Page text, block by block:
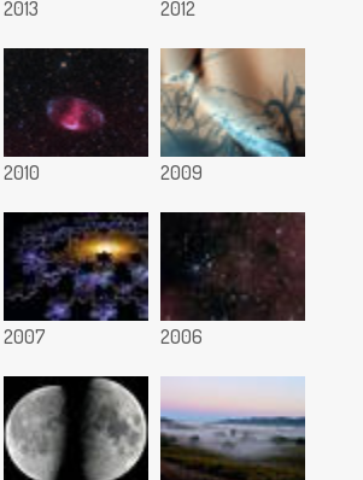
2013 2012
2010 2009
2007 2006